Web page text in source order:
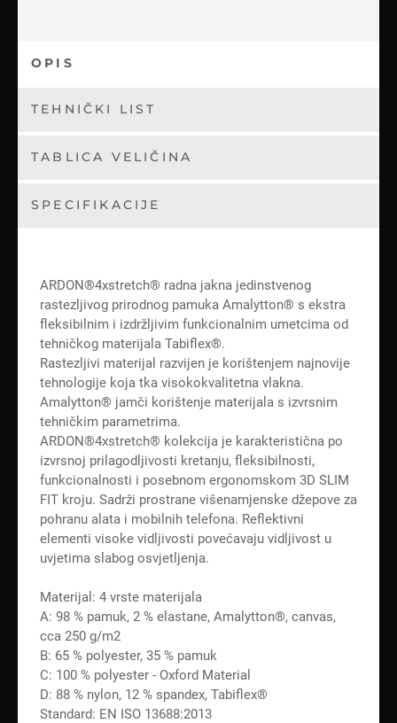
OPIS
TEHNIČKI LIST
TABLICA VELIČINA
SPECIFIKACIJE
ARDON®4xstretch® radna jakna jedinstvenog
rastezljivog prirodnog pamuka Amalytton® s ekstra
fleksibilnim i izdržljivim funkcionalnim umetcima od
tehničkog materijala Tabiflex®.
Rastezljivi materijal razvijen je korištenjem najnovije
tehnologije koja tka visokokvalitetna vlakna.
Amalytton® jamči korištenje materijala s izvrsnim
tehničkim parametrima.
ARDON®4xstretch® kolekcija je karakteristična po
izvrsnoj prilagodljivosti kretanju, fleksibilnosti,
funkcionalnosti i posebnom ergonomskom 3D SLIM
FIT kroju. Sadrži prostrane višenamjenske džepove za
pohranu alata i mobilnih telefona. Reflektivni
elementi visoke vidljivosti povećavaju vidljivost u
uvjetima slabog osvjetljenja.
Materijal: 4 vrste materijala
A: 98 % pamuk, 2 % elastane, Amalytton®, canvas,
cca 250 g/m2
B: 65 % polyester, 35 % pamuk
C: 100 % polyester - Oxford Material
D: 88 % nylon, 12 % spandex, Tabiflex®
Standard: EN ISO 13688:2013